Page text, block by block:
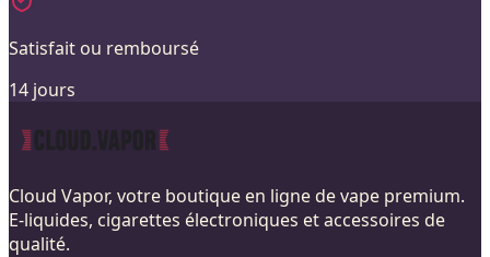
Satisfait ou remboursé
14 jours
Cloud Vapor, votre boutique en ligne de vape premium.
E-liquides, cigarettes électroniques et accessoires de
qualité.